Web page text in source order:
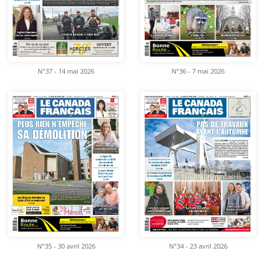
N°37 - 14 mai 2026 N°36 - 7 mai 2026
N°35 - 30 avril 2026 N°34 - 23 avril 2026